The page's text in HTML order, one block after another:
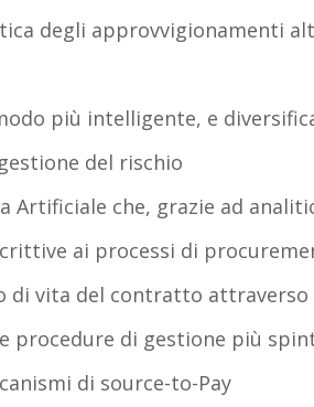
degli approvvigionamenti
più intelligente, e
del rischio
che, grazie ad
ai processi di
di vita del contratto attraverso
procedure di gestione più
di source-to-Pay